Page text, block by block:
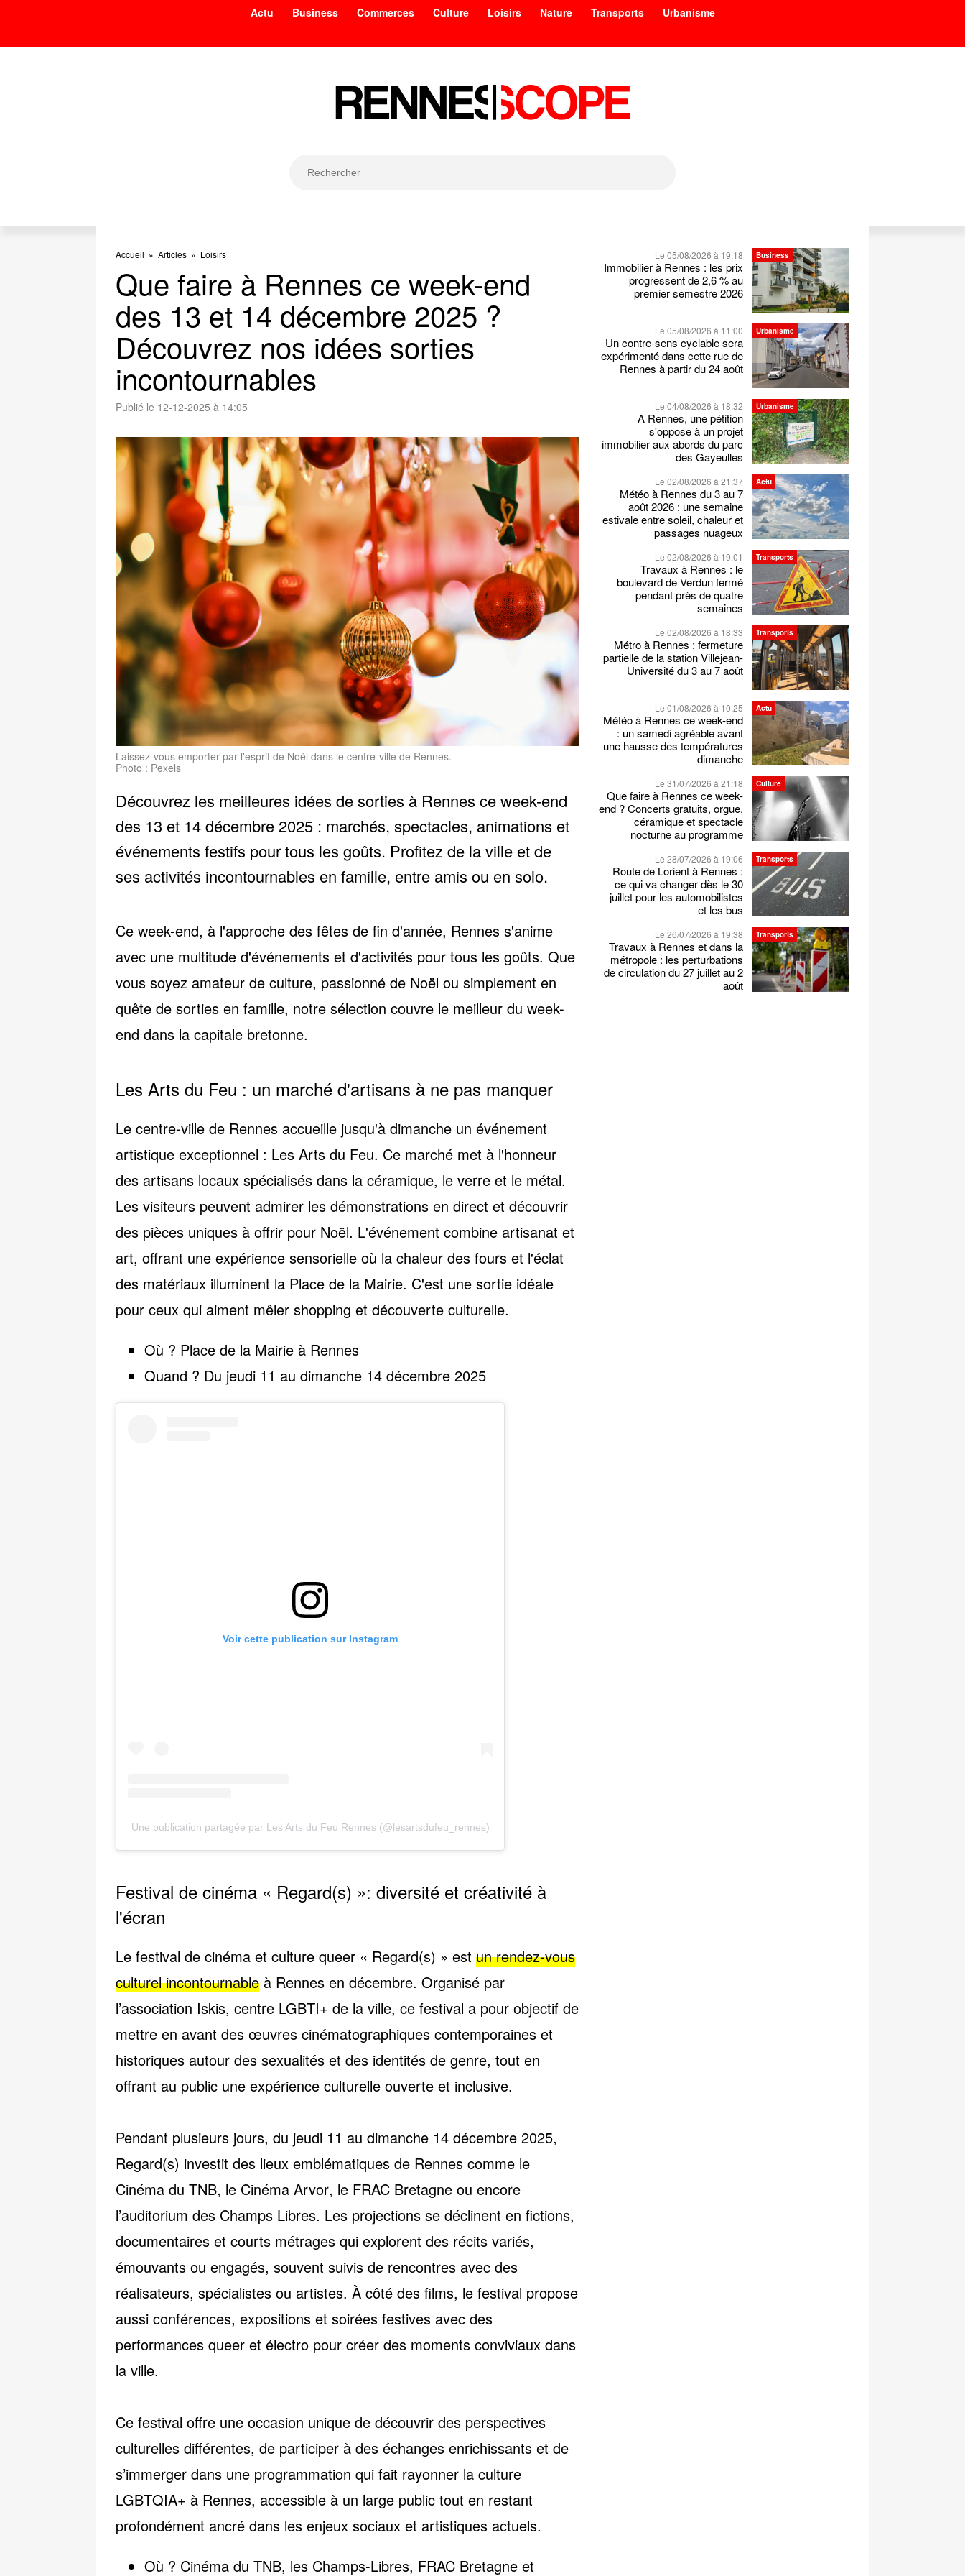
Actu Business Commerces Culture Loisirs Nature Transports Urbanisme
Accueil »Articles » Loisirs
Que faire à Rennes ce week-end
des 13 et 14 décembre 2025 ?
Découvrez nos idées sorties
incontournables
Publié le 12-12-2025 à 14:05
Laissez-vous emporter par l'esprit de Noël dans le centre-ville de Rennes.
Photo : Pexels
Découvrez les meilleures idées de sorties à Rennes ce week-end
des 13 et 14 décembre 2025 : marchés, spectacles, animations et
événements festifs pour tous les goûts. Profitez de la ville et de
ses activités incontournables en famille, entre amis ou en solo.
Ce week-end, à l'approche des fêtes de fin d'année, Rennes s'anime
avec une multitude d'événements et d'activités pour tous les goûts. Que
vous soyez amateur de culture, passionné de Noël ou simplement en
quête de sorties en famille, notre sélection couvre le meilleur du week-
end dans la capitale bretonne.
Les Arts du Feu : un marché d'artisans à ne pas manquer
Le centre-ville de Rennes accueille jusqu'à dimanche un événement
artistique exceptionnel : Les Arts du Feu. Ce marché met à l'honneur
des artisans locaux spécialisés dans la céramique, le verre et le métal.
Les visiteurs peuvent admirer les démonstrations en direct et découvrir
des pièces uniques à offrir pour Noël. L'événement combine artisanat et
art, offrant une expérience sensorielle où la chaleur des fours et l'éclat
des matériaux illuminent la Place de la Mairie. C'est une sortie idéale
pour ceux qui aiment mêler shopping et découverte culturelle.
Où ? Place de la Mairie à Rennes
Quand ? Du jeudi 11 au dimanche 14 décembre 2025
Voir cette publication sur Instagram
Une publication partagée par Les Arts du Feu Rennes (@lesartsdufeu_rennes)
Festival de cinéma « Regard(s) »: diversité et créativité à
l'écran
Lefestival de cinéma et culture queer « Regard(s) » estun rendez-vous
culturel incontournable à Rennes en décembre. Organisé par
l’association Iskis, centre LGBTI+ de la ville, ce festival a pour objectif de
mettre en avant des œuvres cinématographiques contemporaines et
historiques autour des sexualités et des identités de genre, tout en
offrant au public une expérience culturelle ouverte et inclusive.
Pendant plusieurs jours, du jeudi 11 au dimanche 14 décembre 2025,
Regard(s) investit des lieux emblématiques de Rennes comme le
Cinéma du TNB, le Cinéma Arvor, le FRAC Bretagne ou encore
l’auditorium des Champs Libres. Les projections se déclinent enfictions,
documentaires et courts métrages qui explorent des récits variés,
émouvants ou engagés, souvent suivis de rencontres avec des
réalisateurs, spécialistes ou artistes. À côté des films, le festival propose
aussi conférences, expositions et soirées festives avec des
performances queer et électro pour créer des moments conviviaux dans
la ville.
Ce festival offre une occasion unique dedécouvrir des perspectives
culturelles différentes, de participer à des échanges enrichissants et de
s’immerger dans une programmation qui fait rayonner laculture
LGBTQIA+ à Rennes, accessible à un large public tout en restant
profondément ancré dans les enjeux sociaux et artistiques actuels.
Où ? Cinéma du TNB, les Champs-Libres, FRAC Bretagne et
Le 05/08/2026 à 19:18
Immobilier à Rennes : les prix
progressent de 2,6 % au
premier semestre 2026
Business
Le 05/08/2026 à 11:00
Un contre-sens cyclable sera
expérimenté dans cette rue de
Rennes à partir du 24 août
Urbanisme
Le 04/08/2026 à 18:32
A Rennes, une pétition
s'oppose à un projet
immobilier aux abords du parc
des Gayeulles
Urbanisme
Le 02/08/2026 à 21:37
Météo à Rennes du 3 au 7
août 2026 : une semaine
estivale entre soleil, chaleur et
passages nuageux
Actu
Le 02/08/2026 à 19:01
Travaux à Rennes : le
boulevard de Verdun fermé
pendant près de quatre
semaines
Transports
Le 02/08/2026 à 18:33
Métro à Rennes : fermeture
partielle de la station Villejean-
Université du 3 au 7 août
Transports
Le 01/08/2026 à 10:25
Météo à Rennes ce week-end
: un samedi agréable avant
une hausse des températures
dimanche
Actu
Le 31/07/2026 à 21:18
Que faire à Rennes ce week-
end ? Concerts gratuits, orgue,
céramique et spectacle
nocturne au programme
Culture
Le 28/07/2026 à 19:06
Route de Lorient à Rennes :
ce qui va changer dès le 30
juillet pour les automobilistes
et les bus
Transports
Le 26/07/2026 à 19:38
Travaux à Rennes et dans la
métropole : les perturbations
de circulation du 27 juillet au 2
août
Transports